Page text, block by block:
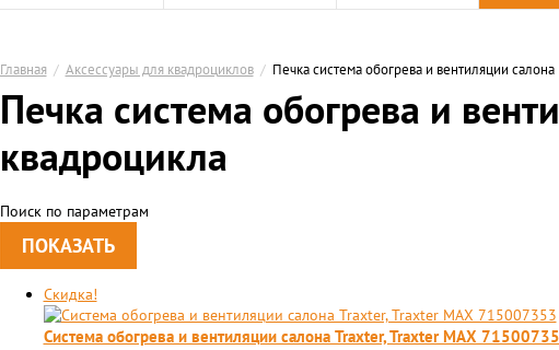
Главная / Аксессуары для квадроциклов / Печка система обогрева и вентиляции салона
Печка система обогрева и
квадроцикла
Поиск по параметрам
Скидка!
Система обогрева и вентиляции салона Traxter, Traxter MAX